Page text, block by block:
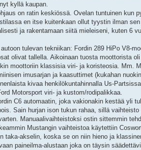
kyllä kaupan.
on ratin keskiössä. Ovelan tuntuinen kun
en itse kuitenkaan ollut tyystin ilman
ja rakentamaan siitä mieleiseni, kuten 6
tulevan tekniikan: Fordin 289 HiPo V8-
olivat tallella. Aikoinaan tuosta moottorista
moottoriin klassisia viri- ja koristeosia. Mm.
imusarjan ja kaasuttimet (kukahan
kivaa henkilökuntahinnalla Us-
Motorsport viri- ja kustom/rodipalikkaa.
C6 automaatin, joka vakionakin kestää yli
Sain hurjan ison tukun rahaa, sillä
Manuaalivaihteistoksi ostin sittemmin
Mustangin vaihteistoa käytettiin
taka-akselin, koska se on niin hieno ja
paineilma-alustaan joka on täysin